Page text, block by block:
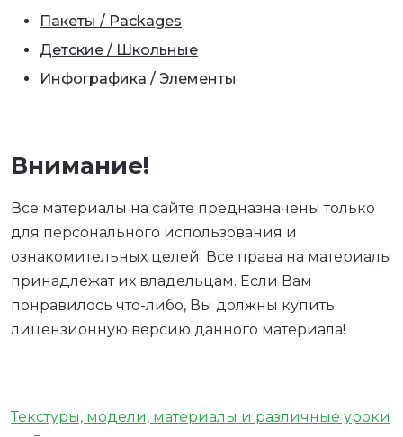
Пакеты / Packages
Детские / Школьные
Инфографика / Элементы
Внимание!
Все материалы на сайте предназначены только
для персонального использования и
ознакомительных целей. Все права на материалы
принадлежат их владельцам. Если Вам
понравилось что-либо, Вы должны купить
лицензионную версию данного материала!
Текстуры, модели, материалы и различные уроки